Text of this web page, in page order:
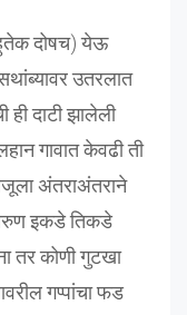
दोषच) येऊ
उतरलात
दाटी झालेली
गावात केवढी ती
अंतराअंतराने
इकडे तिकडे
तर कोणी गुटखा
गप्पांचा फड